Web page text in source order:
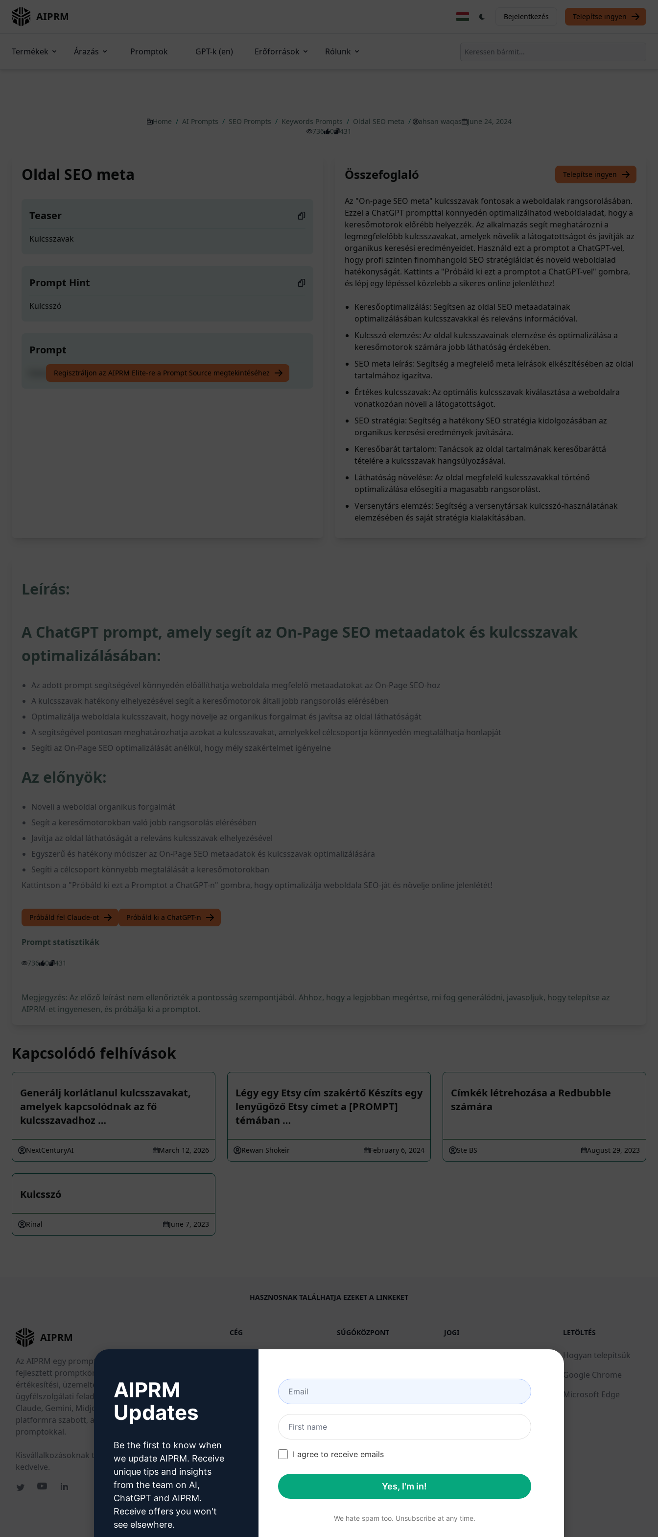
AIPRM Bejelentkezés Telepítse ingyen
Termékek Árazás Promptok GPT-k (en) Erőforrások Rólunk
Home / AI Prompts / SEO Prompts / Keywords Prompts / Oldal SEO meta / ahsan waqas
June 24, 2024
736
0 431
Oldal SEO meta
Teaser
Kulcsszavak
Prompt Hint
Kulcsszó
Prompt
KulcsszavakRegisztráljon az AIPRM Elite-re a Prompt Source megtekintéséhez
Összefoglaló Telepítse ingyen
Az "On-page SEO meta" kulcsszavak fontosak a weboldalak rangsorolásában.
Ezzel a ChatGPT prompttal könnyedén optimalizálhatod weboldaladat, hogy a
keresőmotorok előrébb helyezzék. Az alkalmazás segít meghatározni a
legmegfelelőbb kulcsszavakat, amelyek növelik a látogatottságot és javítják az
organikus keresési eredményeidet. Használd ezt a promptot a ChatGPT-vel,
hogy profi szinten finomhangold SEO stratégiáidat és növeld weboldalad
hatékonyságát. Kattints a "Próbáld ki ezt a promptot a ChatGPT-vel" gombra,
és lépj egy lépéssel közelebb a sikeres online jelenléthez!
Keresőoptimalizálás: Segítsen az oldal SEO metaadatainak
optimalizálásában kulcsszavakkal és releváns információval.
Kulcsszó elemzés: Az oldal kulcsszavainak elemzése és optimalizálása a
keresőmotorok számára jobb láthatóság érdekében.
SEO meta leírás: Segítség a megfelelő meta leírások elkészítésében az oldal
tartalmához igazítva.
Értékes kulcsszavak: Az optimális kulcsszavak kiválasztása a weboldalra
vonatkozóan növeli a látogatottságot.
SEO stratégia: Segítség a hatékony SEO stratégia kidolgozásában az
organikus keresési eredmények javítására.
Keresőbarát tartalom: Tanácsok az oldal tartalmának keresőbaráttá
tételére a kulcsszavak hangsúlyozásával.
Láthatóság növelése: Az oldal megfelelő kulcsszavakkal történő
optimalizálása elősegíti a magasabb rangsorolást.
Versenytárs elemzés: Segítség a versenytársak kulcsszó-használatának
elemzésében és saját stratégia kialakításában.
Leírás:
A ChatGPT prompt, amely segít az On-Page SEO metaadatok és kulcsszavak
optimalizálásában:
Az adott prompt segítségével könnyedén előállíthatja weboldala megfelelő metaadatokat az On-Page SEO-hoz
A kulcsszavak hatékony elhelyezésével segít a keresőmotorok általi jobb rangsorolás elérésében
Optimalizálja weboldala kulcsszavait, hogy növelje az organikus forgalmat és javítsa az oldal láthatóságát
A segítségével pontosan meghatározhatja azokat a kulcsszavakat, amelyekkel célcsoportja könnyedén megtalálhatja honlapját
Segíti az On-Page SEO optimalizálását anélkül, hogy mély szakértelmet igényelne
Az előnyök:
Növeli a weboldal organikus forgalmát
Segít a keresőmotorokban való jobb rangsorolás elérésében
Javítja az oldal láthatóságát a releváns kulcsszavak elhelyezésével
Egyszerű és hatékony módszer az On-Page SEO metaadatok és kulcsszavak optimalizálására
Segíti a célcsoport könnyebb megtalálását a keresőmotorokban
Kattintson a "Próbáld ki ezt a Promptot a ChatGPT-n" gombra, hogy optimalizálja weboldala SEO-ját és növelje online jelenlétét!
Próbáld fel Claude-ot Próbáld ki a ChatGPT-n
Prompt statisztikák
736 0 431
Megjegyzés: Az előző leírást nem ellenőrizték a pontosság szempontjából. Ahhoz, hogy a legjobban megértse, mi fog generálódni, javasoljuk, hogy telepítse az
AIPRM-et ingyenesen, és próbálja ki a promptot.
Kapcsolódó felhívások
Generálj korlátlanul kulcsszavakat,
amelyek kapcsolódnak az fő
kulcsszavadhoz …
NextCenturyAI March 12, 2026
Légy egy Etsy cím szakértő Készíts egy
lenyűgöző Etsy címet a [PROMPT]
témában …
Rewan Shokeir February 6, 2024
Címkék létrehozása a Redbubble
számára
Ste BS August 29, 2023
Kulcsszó
Rinal June 7, 2023
HASZNOSNAK TALÁLHATJA EZEKET A LINKEKET
AIPRM
Az AIPRM egy promptkezelő eszköz és közösség által
fejlesztett promptkönyvtár. Teljesítsen marketing-,
értékesítési, üzemeltetési, produktivitási és
ügyfélszolgálati feladatokat percek alatt a ChatGPT,
Claude, Gemini, Midjourney, GPT Image és sok más
platformra szabott, azonnal használható
promptokkal.
Kisvállalkozásoknak tervezve. Nagyvállalatok által
kedvelve.
CÉG
Generatív mesterséges
SÚGÓKÖZPONT
Állapot (en)
JOGI
Elfogadható használati
Használati feltételek
LETÖLTÉS
Hogyan telepítsük
Google Chrome
Microsoft Edge
AIPRM
Updates
Be the first to know when
we update AIPRM. Receive
unique tips and insights
from the team on AI,
ChatGPT and AIPRM.
Receive offers you won't
see elsewhere.
I agree to receive emails
Yes, I'm in!
We hate spam too. Unsubscribe at any time.